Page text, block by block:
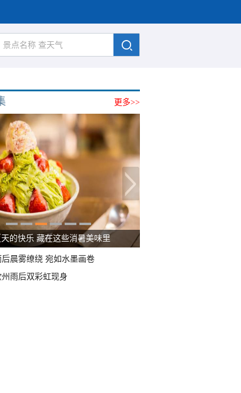
更多>>
天的快乐 藏在这些消暑美味里
晨雾缭绕 宛如水墨画卷
州雨后双彩虹现身